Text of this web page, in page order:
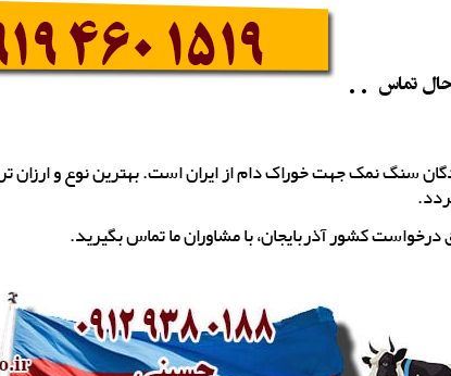
سنگ نمک جهت خوراک دام از ایران است. بهترین نوع و ارزان
کشور آذربایجان، با مشاوران ما تماس بگیرید.